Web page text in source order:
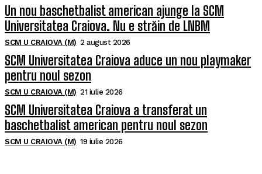
Un nou baschetbalist american ajunge la SCM
Universitatea Craiova. Nu e străin de LNBM
SCM U CRAIOVA (M) 2 august 2026
SCM Universitatea Craiova aduce un nou playmaker
pentru noul sezon
SCM U CRAIOVA (M) 21 iulie 2026
SCM Universitatea Craiova a transferat un
baschetbalist american pentru noul sezon
SCM U CRAIOVA (M) 19 iulie 2026